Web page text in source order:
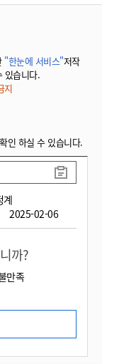
"한눈에 서비스"저작
있습니다.
지
인 하실 수 있습니다.
계
2025-02-06
까?
만족